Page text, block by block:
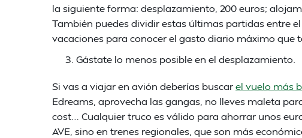
la siguiente forma: desplazamiento, 200 euros;
También puedes dividir estas últimas partidas entre
vacaciones para conocer el gasto diario máximo que
Gástate lo menos posible en el desplazamiento.
Si vas a viajar en avión deberías buscarel vuelo más
Edreams, aprovecha las gangas, no lleves maleta
cost… Cualquier truco es válido para ahorrar unos
AVE, sino en trenes regionales, que son más